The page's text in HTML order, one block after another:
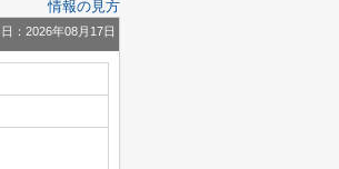
情報の見方
：2026年08月17日